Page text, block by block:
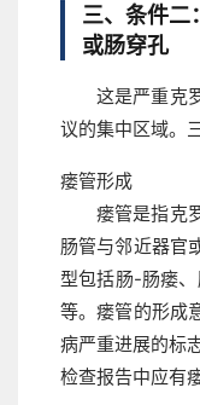
三、条件二
或肠穿孔
这是严重克
议的集中区域。
瘘管形成
瘘管是指克
肠管与邻近器官
型包括肠-肠瘘
等。瘘管的形成
病严重进展的标
检查报告中应有